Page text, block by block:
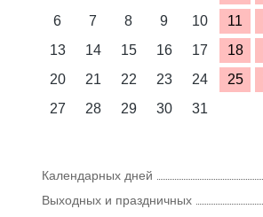
6
7 8 9 10 11
13
14 15 16 17 18
20
21 22 23 24 25
27
28 29 30 31
Календарных дней
Выходных и праздничных